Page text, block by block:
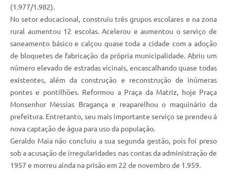
(1.977/1.982).
No setor educacional, construiu três grupos escolares e na zona
rural aumentou 12 escolas. Acelerou e aumentou o serviço de
saneamento básico e calçou quase toda a cidade com a adoção
de bloquetes de fabricação da própria municipalidade. Abriu um
número elevado de estradas vicinais, encascalhando quase todas
existentes, além da construção e reconstrução de inúmeras
pontes e pontilhões. Reformou a Praça da Matriz, hoje Praça
Monsenhor Messias Bragança e reaparelhou o maquinário da
prefeitura. Entretanto, seu mais importante serviço se prendeu à
nova captação de água para uso da população.
Geraldo Maia não concluiu a sua segunda gestão, pois foi preso
sob a acusação de irregularidades nas contas da administração de
1957 e morreu ainda na prisão em 22 de novembro de 1.959.